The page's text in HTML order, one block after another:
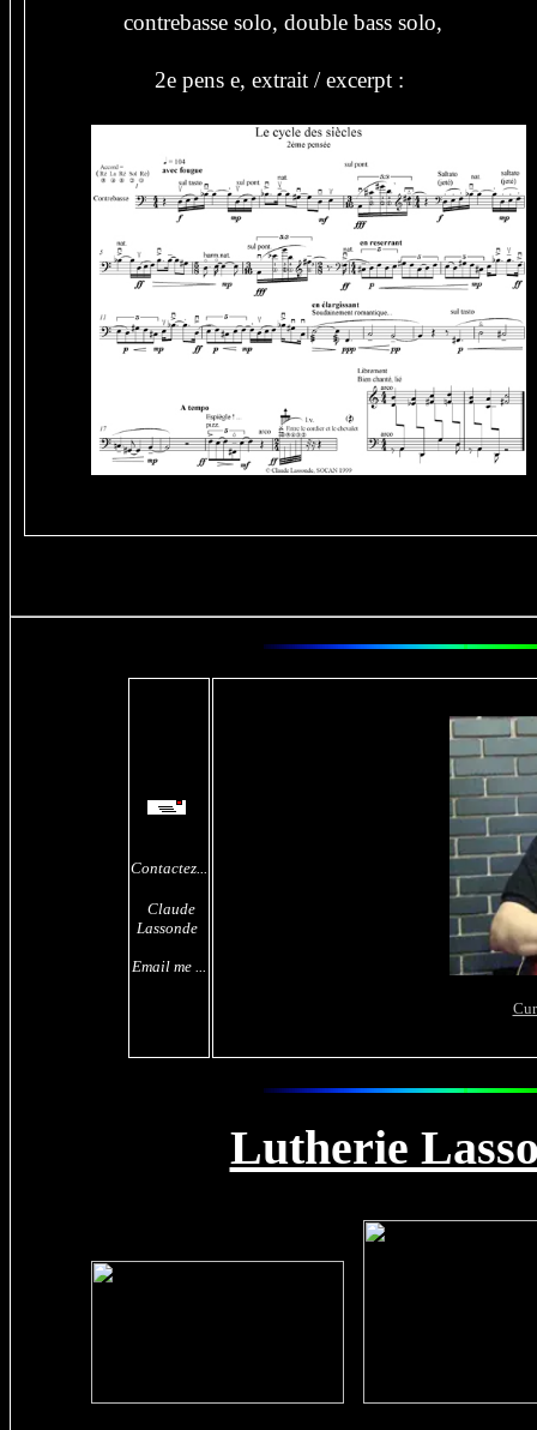
contrebasse solo, double bass solo,
2e pens e, extrait / excerpt :
Contactez...
Claude
Lassonde
Email me ...
Lutherie